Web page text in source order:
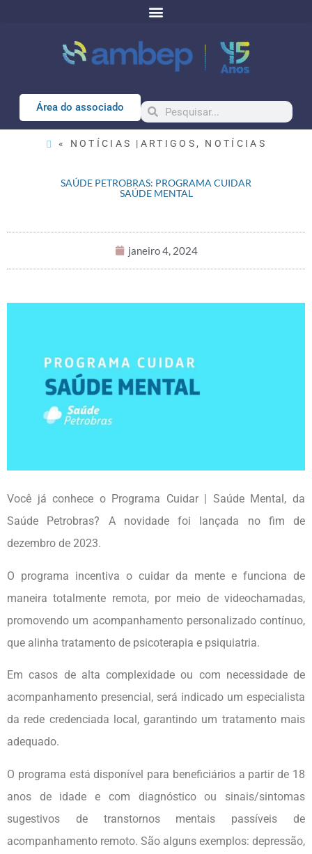
Área do associado
« NOTÍCIAS | ARTIGOS , NOTÍCIAS
SAÚDE PETROBRAS: PROGRAMA CUIDAR
SAÚDE MENTAL
janeiro 4, 2024
Você já conhece o Programa Cuidar | Saúde Mental, da
Saúde Petrobras? A novidade foi lançada no fim de
dezembro de 2023.
O programa incentiva o cuidar da mente e funciona de
maneira totalmente remota, por meio de videochamadas,
promovendo um acompanhamento personalizado contínuo,
que alinha tratamento de psicoterapia e psiquiatria.
Em casos de alta complexidade ou com necessidade de
acompanhamento presencial, será indicado um especialista
da rede credenciada local, garantindo um tratamento mais
adequado.
O programa está disponível para beneficiários a partir de 18
anos de idade e com diagnóstico ou sinais/sintomas
sugestivos de transtornos mentais passíveis de
acompanhamento remoto. São alguns exemplos: depressão,